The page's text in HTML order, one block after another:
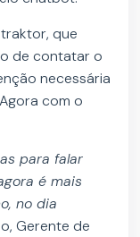
que
de contatar o
necessária
com o
para falar
é mais
no dia
Gerente de